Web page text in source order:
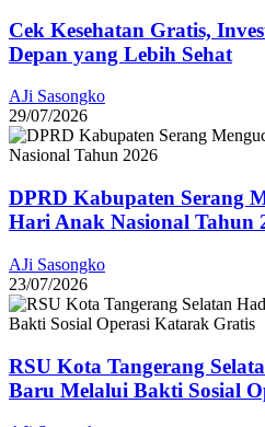
Cek Kesehatan Gratis,
Depan yang Lebih Sehat
AJi Sasongko
29/07/2026
DPRD Kabupaten Serang
Hari Anak Nasional Tahun
AJi Sasongko
23/07/2026
RSU Kota Tangerang
Baru Melalui Bakti Sosial